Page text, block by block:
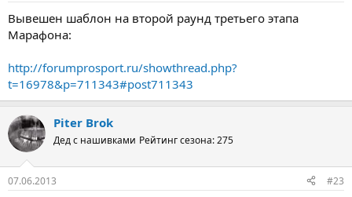
Вывешен шаблон на второй раунд третьего этапа
Марафона:
http://forumprosport.ru/showthread.php?
t=16978&p=711343#post711343
Piter Brok
Дед с нашивками Рейтинг сезона: 275
07.06.2013 #23